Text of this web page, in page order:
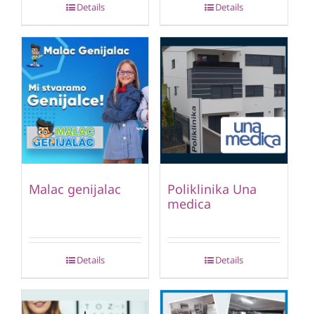
Details Details
Malac genijalac
Details
Poliklinika Una
medica
Details